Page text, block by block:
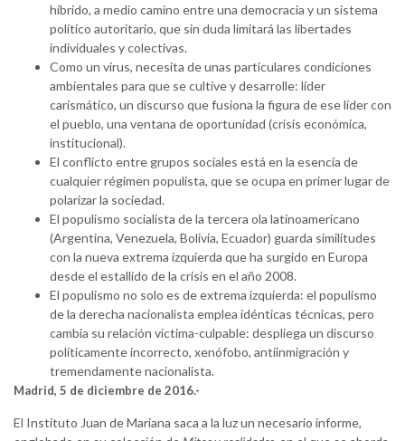
híbrido, a medio camino entre una democracia y un sistema
político autoritario, que sin duda limitará las libertades
individuales y colectivas.
Como un virus, necesita de unas particulares condiciones
ambientales para que se cultive y desarrolle: líder
carismático, un discurso que fusiona la figura de ese líder con
el pueblo, una ventana de oportunidad (crisis económica,
institucional).
El conflicto entre grupos sociales está en la esencia de
cualquier régimen populista, que se ocupa en primer lugar de
polarizar la sociedad.
El populismo socialista de la tercera ola latinoamericano
(Argentina, Venezuela, Bolivia, Ecuador) guarda similitudes
con la nueva extrema izquierda que ha surgido en Europa
desde el estallido de la crisis en el año 2008.
El populismo no solo es de extrema izquierda: el populismo
de la derecha nacionalista emplea idénticas técnicas, pero
cambia su relación víctima-culpable: despliega un discurso
políticamente incorrecto, xenófobo, antiinmigración y
tremendamente nacionalista.
Madrid, 5 de diciembre de 2016.-
El Instituto Juan de Mariana saca a la luz un necesario informe,